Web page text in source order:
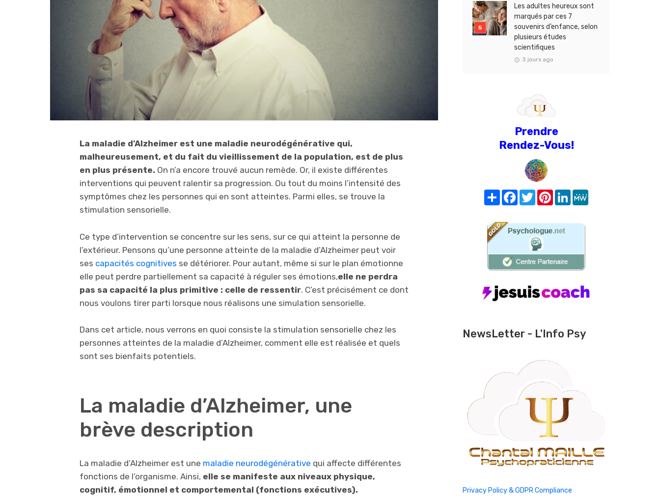
La maladie d’Alzheimer est une maladie neurodégénérative qui,
malheureusement, et du fait du vieillissement de la population, est de plus
en plus présente. On n’a encore trouvé aucun remède. Or, il existe différentes
interventions qui peuvent ralentir sa progression. Ou tout du moins l’intensité des
symptômes chez les personnes qui en sont atteintes. Parmi elles, se trouve la
stimulation sensorielle.
Ce type d’intervention se concentre sur les sens, sur ce qui atteint la personne de
l’extérieur. Pensons qu’une personne atteinte de la maladie d’Alzheimer peut voir
ses capacités cognitives se détériorer. Pour autant, même si sur le plan émotionne
elle peut perdre partiellement sa capacité à réguler ses émotions,elle ne perdra
pas sa capacité la plus primitive : celle de ressentir. C’est précisément ce dont
nous voulons tirer parti lorsque nous réalisons une simulation sensorielle.
Dans cet article, nous verrons en quoi consiste la stimulation sensorielle chez les
personnes atteintes de la maladie d’Alzheimer, comment elle est réalisée et quels
sont ses bienfaits potentiels.
La maladie d’Alzheimer, une
brève description
La maladie d’Alzheimer est une maladie neurodégénérative qui affecte différentes
fonctions de l’organisme. Ainsi, elle se manifeste aux niveaux physique,
cognitif, émotionnel et comportemental (fonctions exécutives).
Les adultes heureux sont
marqués par ces 7
souvenirs d’enfance, selon
plusieurs études
scientifiques
3 jours ago
Prendre
Rendez-Vous!
Share FacebookTwitterPinterest
LinkedIn
NewsLetter - L'Info Psy
Privacy Policy & GDPR Compliance